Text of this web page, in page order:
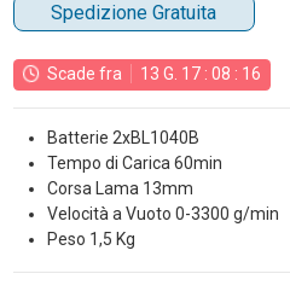
Spedizione Gratuita
Scade fra 13 G. 17: 08 : 15
Batterie 2xBL1040B
Tempo di Carica 60min
Corsa Lama 13mm
Velocità a Vuoto 0-3300 g/min
Peso 1,5 Kg